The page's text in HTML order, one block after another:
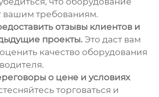
вашим требованиям.
отзывы клиентов и
проекты. Это даст вам
качество оборудования
о цене и условиях
торговаться и